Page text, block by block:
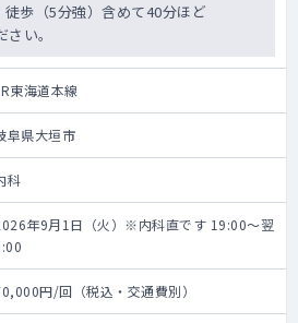
歩（5分強）含めて40分ほど
い。
東海道本線
阜県大垣市
科
年9月1日（火）※内科直です 19:00～翌
円/回（税込・交通費別）